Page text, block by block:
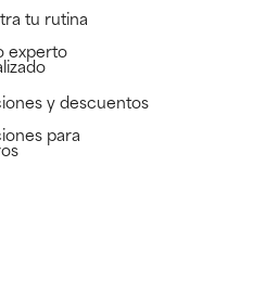
tu rutina
experto
y descuentos​
para